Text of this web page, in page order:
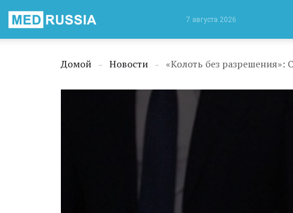
7 августа 2026
Домой → Новости → «Колоть без